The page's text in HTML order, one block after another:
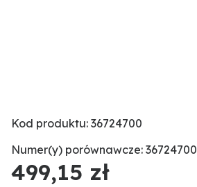
Kod produktu: 36724700
Numer(y) porównawcze: 36724700
499,15 zł